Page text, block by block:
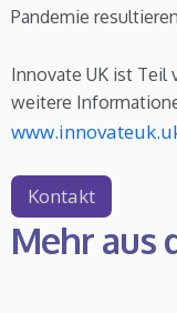
Pandemie
Innovate UK ist Teil
weitere
Kontakt
Mehr aus